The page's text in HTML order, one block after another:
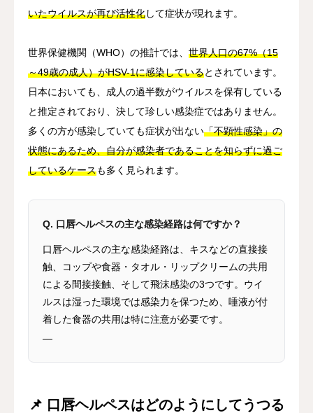
いたウイルスが再び活性化して症状が現れます。
世界保健機関（WHO）の推計では、 世界人口の67%（15
～49歳の成人）がHSV-1に感染しているとされています。
日本においても、成人の過半数がウイルスを保有している
と推定されており、決して珍しい感染症ではありません。
多くの方が感染していても症状が出ない「不顕性感染」の
状態にあるため、自分が感染者であることを知らずに過ご
しているケースも多く見られます。
Q. 口唇ヘルペスの主な感染経路は何ですか？
口唇ヘルペスの主な感染経路は、キスなどの直接接
触、コップや食器・タオル・リップクリームの共用
による間接接触、そして飛沫感染の3つです。ウイ
ルスは湿った環境では感染力を保つため、唾液が付
着した食器の共用は特に注意が必要です。
—
📌 口唇ヘルペスはどのようにしてうつる